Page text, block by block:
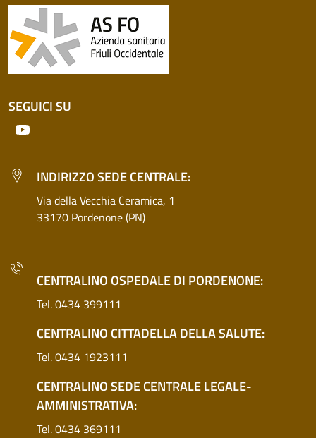
SEGUICI SU
INDIRIZZO SEDE CENTRALE:
Via della Vecchia Ceramica, 1
33170 Pordenone (PN)
CENTRALINO OSPEDALE DI PORDENONE:
Tel. 0434 399111
CENTRALINO CITTADELLA DELLA SALUTE:
Tel. 0434 1923111
CENTRALINO SEDE CENTRALE LEGALE-
AMMINISTRATIVA:
Tel. 0434 369111